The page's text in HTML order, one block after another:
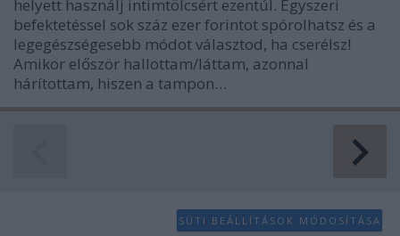
helyett használj intimtölcsért ezentúl. Egyszeri
befektetéssel sok száz ezer forintot spórolhatsz és a
legegészségesebb módot választod, ha cserélsz!
Amikor először hallottam/láttam, azonnal
hárítottam, hiszen a tampon…
SÜTI BEÁLLÍTÁSOK MÓDOSÍTÁSA